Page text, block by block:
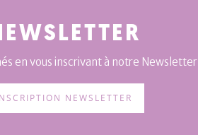
en vous inscrivant à notre Newsletter
NEWSLETTER